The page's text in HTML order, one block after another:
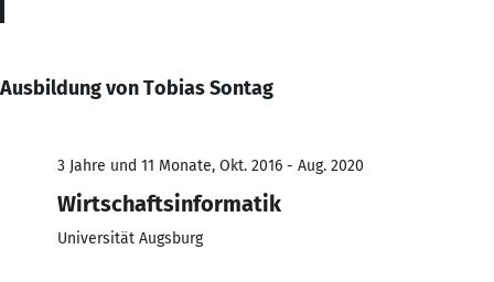
Ausbildung von Tobias Sontag
3 Jahre und 11 Monate, Okt. 2016 - Aug. 2020
Wirtschaftsinformatik
Universität Augsburg